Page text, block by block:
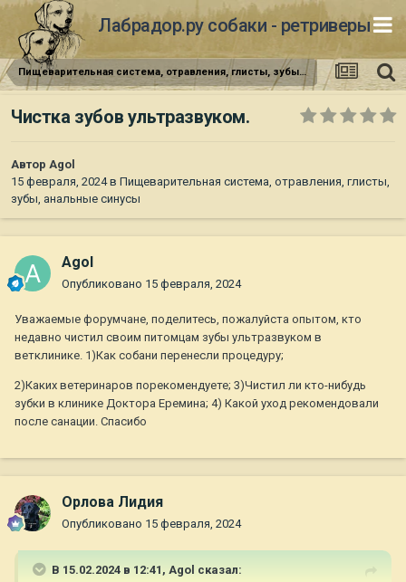
Лабрадор.ру собаки - ретриверы
Пищеварительная система, отравления, глисты, зубы, анальные синусы
Чистка зубов ультразвуком.
Автор Agol
15 февраля, 2024в Пищеварительная система, отравления, глисты,
зубы, анальные синусы
Agol
Опубликовано 15 февраля, 2024
Уважаемые форумчане, поделитесь, пожалуйста опытом, кто
недавно чистил своим питомцам зубы ультразвуком в
ветклинике. 1)Как собани перенесли процедуру;
2)Каких ветеринаров порекомендуете; 3)Чистил ли кто-нибудь
зубки в клинике Доктора Еремина; 4) Какой уход рекомендовали
после санации. Спасибо
Орлова Лидия
Опубликовано 15 февраля, 2024
В 15.02.2024 в 12:41, Agol сказал: